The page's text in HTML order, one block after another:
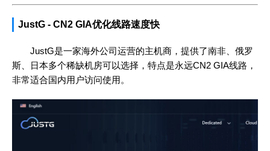
JustG - CN2 GIA优化线路速度快
JustG是一家海外公司运营的主机商，提供了南非、俄罗
斯、日本多个稀缺机房可以选择，特点是永远CN2 GIA线路，
非常适合国内用户访问使用。